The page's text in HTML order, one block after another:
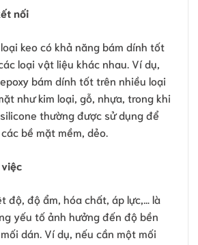
nối
keo có khả năng bám dính tốt
loại vật liệu khác nhau. Ví dụ,
bám dính tốt trên nhiều loại
như kim loại, gỗ, nhựa, trong khi
thường được sử dụng để
bề mặt mềm, dẻo.
độ, độ ẩm, hóa chất, áp lực,… là
yếu tố ảnh hưởng đến độ bền
dán. Ví dụ, nếu cần một mối